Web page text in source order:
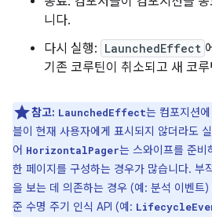
니다.
다시 실행: LaunchedEffect
기존 코루틴이 취소되고 새 코
참고: LaunchedEffect는 컴포지션
블이 현재 사용자에게 표시되지 않더라도
어 HorizontalPager는 스와이프를 준비
한 페이지를 구성하는 경우가 많습니다. 부
을 보는 데 의존하는 경우 (예: 분석 이벤트)
준 수명 주기 인식 API (예: